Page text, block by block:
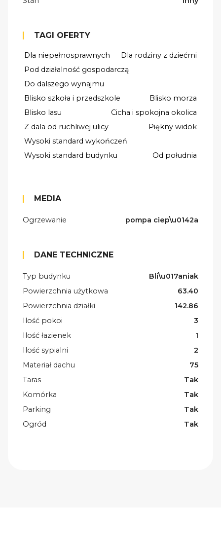
TAGI OFERTY
Dla niepełnosprawnych
Dla rodziny z dziećmi
Pod działalność gospodarczą
Do dalszego wynajmu
Blisko szkoła i przedszkole
Blisko morza
Blisko lasu
Cicha i spokojna okolica
Z dala od ruchliwej ulicy
Piękny widok
Wysoki standard wykończeń
Wysoki standard budynku
Od południa
MEDIA
Ogrzewanie pompa ciep\u0142a
DANE TECHNICZNE
Typ budynku
Bli\u017aniak
Powierzchnia użytkowa
63.40
Powierzchnia działki
142.86
Ilość pokoi
3
Ilość łazienek
1
Ilość sypialni
2
Materiał dachu
75
Taras
Tak
Komórka
Tak
Parking
Tak
Ogród
Tak